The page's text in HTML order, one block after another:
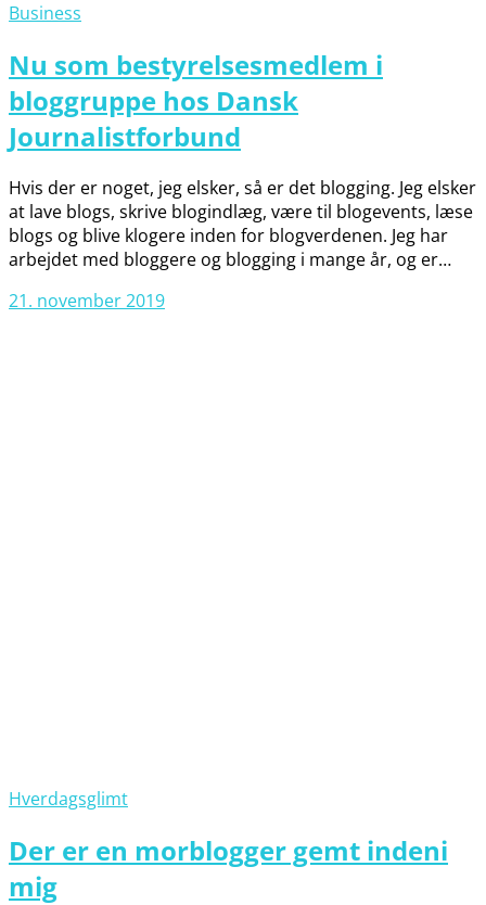
Business
Nu som bestyrelsesmedlem i
bloggruppe hos Dansk
Journalistforbund
Hvis der er noget, jeg elsker, så er det blogging. Jeg elsker
at lave blogs, skrive blogindlæg, være til blogevents, læse
blogs og blive klogere inden for blogverdenen. Jeg har
arbejdet med bloggere og blogging i mange år, og er…
21. november 2019
Hverdagsglimt
Der er en morblogger gemt indeni
mig